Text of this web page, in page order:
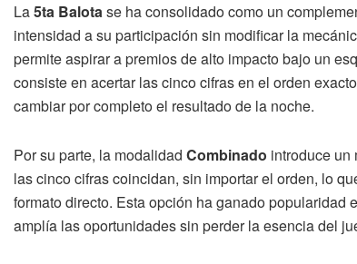
La5ta Balotase ha consolidado como un
intensidad a su participación sin modificar la
permite aspirar a premios de alto impacto bajo un
consiste en acertar las cinco cifras en el orden
cambiar por completo el resultado de la noche.
Por su parte, la modalidad Combinado introduce un
las cinco cifras coincidan, sin importar el orden, lo
formato directo. Esta opción ha ganado
amplía las oportunidades sin perder la esencia del